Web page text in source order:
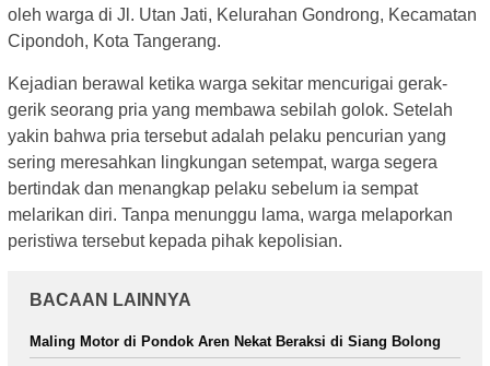
oleh warga di Jl. Utan Jati, Kelurahan Gondrong, Kecamatan
Cipondoh, Kota Tangerang.
Kejadian berawal ketika warga sekitar mencurigai gerak-
gerik seorang pria yang membawa sebilah golok. Setelah
yakin bahwa pria tersebut adalah pelaku pencurian yang
sering meresahkan lingkungan setempat, warga segera
bertindak dan menangkap pelaku sebelum ia sempat
melarikan diri. Tanpa menunggu lama, warga melaporkan
peristiwa tersebut kepada pihak kepolisian.
BACAAN LAINNYA
Maling Motor di Pondok Aren Nekat Beraksi di Siang Bolong